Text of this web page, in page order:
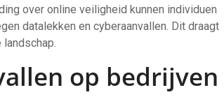
over online veiligheid kunnen individuen
datalekken en cyberaanvallen. Dit draagt
op bedrijven